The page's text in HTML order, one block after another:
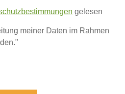
gelesen
meiner Daten im Rahmen